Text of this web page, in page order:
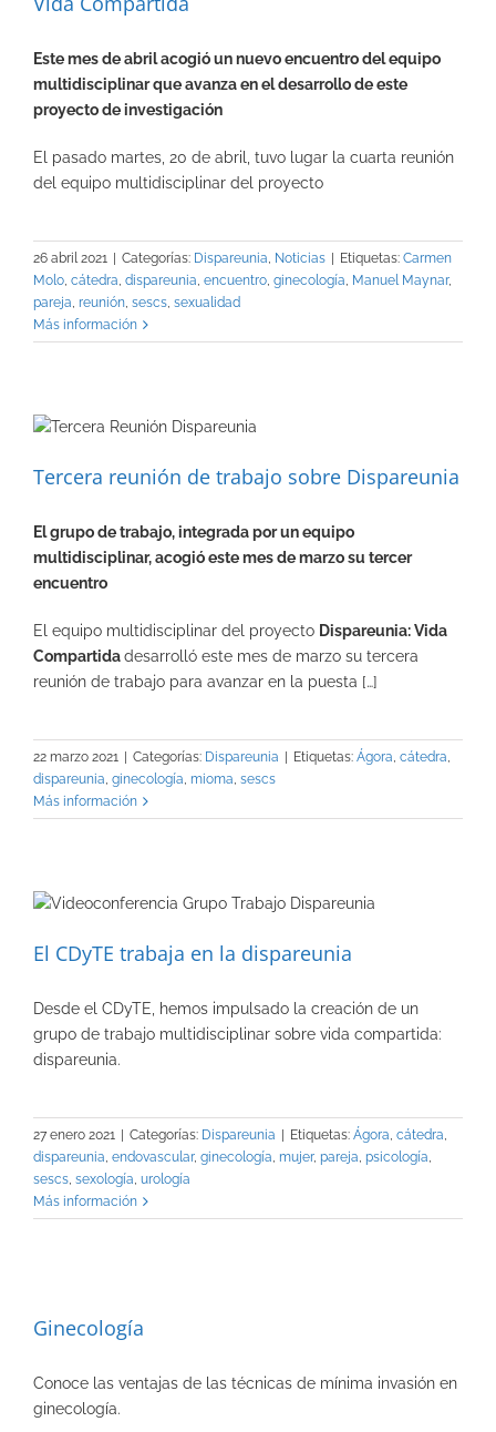
Este mes de abril acogió un nuevo encuentro del equipo
multidisciplinar que avanza en el desarrollo de este
proyecto de investigación
El pasado martes, 20 de abril, tuvo lugar la cuarta reunión
del equipo multidisciplinar del proyecto
26 abril 2021 | Categorías: Dispareunia, Noticias | Etiquetas: Carmen
Molo, cátedra, dispareunia, encuentro, ginecología, Manuel Maynar,
pareja, reunión, sescs, sexualidad
Más información
Tercera reunión de trabajo sobre Dispareunia
El grupo de trabajo, integrada por un equipo
multidisciplinar, acogió este mes de marzo su tercer
encuentro
El equipo multidisciplinar del proyecto Dispareunia: Vida
Compartidadesarrolló este mes de marzo su tercera
reunión de trabajo para avanzar en la puesta […]
22 marzo 2021 | Categorías: Dispareunia | Etiquetas: Ágora, cátedra,
dispareunia, ginecología, mioma, sescs
Más información
El CDyTE trabaja en la dispareunia
Desde el CDyTE, hemos impulsado la creación de un
grupo de trabajo multidisciplinar sobre vida compartida:
dispareunia.
27 enero 2021 | Categorías: Dispareunia | Etiquetas: Ágora, cátedra,
dispareunia, endovascular, ginecología, mujer, pareja, psicología,
sescs, sexología, urología
Más información
Ginecología
Conoce las ventajas de las técnicas de mínima invasión en
ginecología.